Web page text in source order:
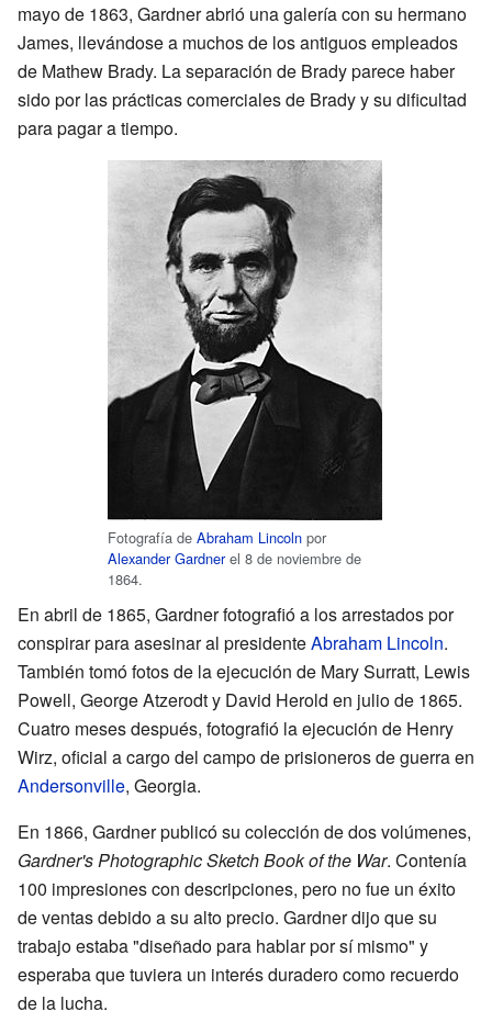
mayo de 1863, Gardner abrió una galería con su hermano
James, llevándose a muchos de los antiguos empleados
de Mathew Brady. La separación de Brady parece haber
sido por las prácticas comerciales de Brady y su dificultad
para pagar a tiempo.
Fotografía de Abraham Lincoln por
Alexander Gardnerel 8 de noviembre de
1864.
En abril de 1865, Gardner fotografió a los arrestados por
conspirar para asesinar al presidenteAbraham Lincoln.
También tomó fotos de la ejecución de Mary Surratt, Lewis
Powell, George Atzerodt y David Herold en julio de 1865.
Cuatro meses después, fotografió la ejecución de Henry
Wirz, oficial a cargo del campo de prisioneros de guerra en
Andersonville, Georgia.
En 1866, Gardner publicó su colección de dos volúmenes,
Gardner's Photographic Sketch Book of the War. Contenía
100 impresiones con descripciones, pero no fue un éxito
de ventas debido a su alto precio. Gardner dijo que su
trabajo estaba "diseñado para hablar por sí mismo" y
esperaba que tuviera un interés duradero como recuerdo
de la lucha.